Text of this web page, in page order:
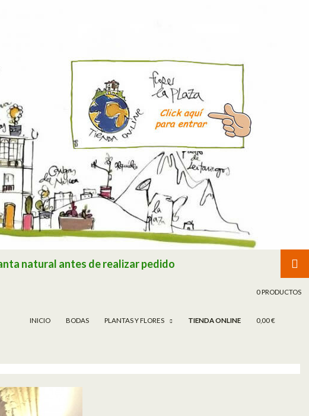
natural antes de realizar pedido
INICIO BODAS PLANTAS Y FLORES TIENDA ONLINE
0 PRODUCTOS
0,00 €